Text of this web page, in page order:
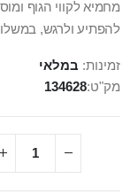
מחמיא לקווי הגוף
להפתיע ולרגש,
זמינות: במלאי
מק"ט 134628